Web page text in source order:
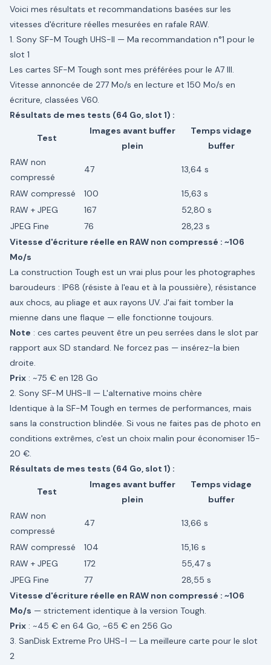
Voici mes résultats et recommandations basées sur les
vitesses d'écriture réelles mesurées en rafale RAW.
1. Sony SF-M Tough UHS-II — Ma recommandation n°1 pour le
slot 1
Les cartes SF-M Tough sont mes préférées pour le A7 III.
Vitesse annoncée de 277 Mo/s en lecture et 150 Mo/s en
écriture, classées V60.
Résultats de mes tests (64 Go, slot 1) :
Test
Images avant buffer
plein
Temps vidage
buffer
RAW non
compressé
47 13,64 s
RAW compressé 100
15,63 s
RAW + JPEG
167
52,80 s
JPEG Fine
76
28,23 s
Vitesse d'écriture réelle en RAW non compressé : ~106
Mo/s
La construction Tough est un vrai plus pour les photographes
baroudeurs : IP68 (résiste à l'eau et à la poussière), résistance
aux chocs, au pliage et aux rayons UV. J'ai fait tomber la
mienne dans une flaque — elle fonctionne toujours.
Note : ces cartes peuvent être un peu serrées dans le slot par
rapport aux SD standard. Ne forcez pas — insérez-la bien
droite.
Prix : ~75 € en 128 Go
2. Sony SF-M UHS-II — L'alternative moins chère
Identique à la SF-M Tough en termes de performances, mais
sans la construction blindée. Si vous ne faites pas de photo en
conditions extrêmes, c'est un choix malin pour économiser 15-
20 €.
Résultats de mes tests (64 Go, slot 1) :
Test
Images avant buffer
plein
Temps vidage
buffer
RAW non
compressé
47 13,66 s
RAW compressé 104
15,16 s
RAW + JPEG
172
55,47 s
JPEG Fine
77
28,55 s
Vitesse d'écriture réelle en RAW non compressé : ~106
Mo/s — strictement identique à la version Tough.
Prix : ~45 € en 64 Go, ~65 € en 256 Go
3. SanDisk Extreme Pro UHS-I — La meilleure carte pour le slot
2